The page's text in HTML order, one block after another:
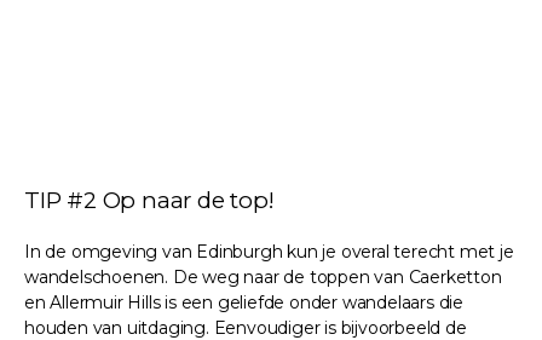
TIP #2 Op naar de top!
In de omgeving van Edinburgh kun je overal terecht met je
wandelschoenen. De weg naar de toppen van Caerketton
en Allermuir Hills is een geliefde onder wandelaars die
houden van uitdaging. Eenvoudiger is bijvoorbeeld de